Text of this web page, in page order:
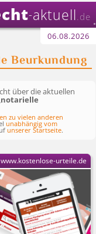
-aktuell .de
06.08.2026
Beurkundung
über die aktuellen
notarielle
zu vielen anderen
unabhängig vom
unserer Startseite.
www.kostenlose-urteile.de